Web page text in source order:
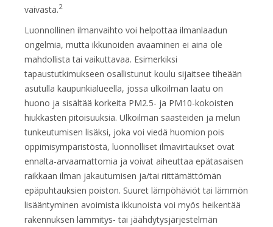
vaivasta.2
Luonnollinen ilmanvaihto voi helpottaa ilmanlaadun
ongelmia, mutta ikkunoiden avaaminen ei aina ole
mahdollista tai vaikuttavaa. Esimerkiksi
tapaustutkimukseen osallistunut koulu sijaitsee tiheään
asutulla kaupunkialueella, jossa ulkoilman laatu on
huono ja sisältää korkeita PM2.5- ja PM10-kokoisten
hiukkasten pitoisuuksia. Ulkoilman saasteiden ja melun
tunkeutumisen lisäksi, joka voi viedä huomion pois
oppimisympäristöstä, luonnolliset ilmavirtaukset ovat
ennalta-arvaamattomia ja voivat aiheuttaa epätasaisen
raikkaan ilman jakautumisen ja/tai riittämättömän
epäpuhtauksien poiston. Suuret lämpöhäviöt tai lämmön
lisääntyminen avoimista ikkunoista voi myös heikentää
rakennuksen lämmitys- tai jäähdytysjärjestelmän